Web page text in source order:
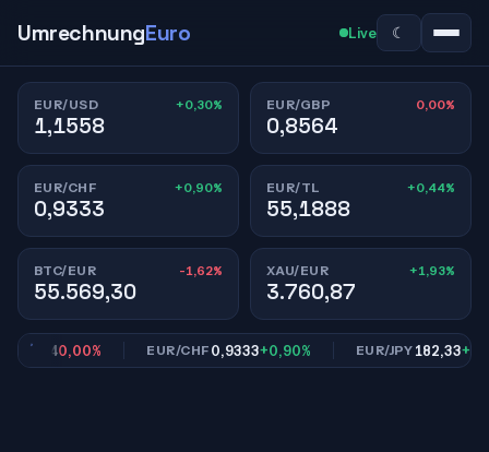
UmrechnungEuro Live ☾
EUR/USD +0,30%
1,1558
EUR/GBP 0,00%
0,8564
EUR/CHF +0,90%
0,9333
EUR/TL +0,44%
55,1888
BTC/EUR -1,62%
55.569,30
XAU/EUR +1,93%
3.760,87
0,00% EUR/CHF0,9333+0,90% EUR/JPY182,33+0,72%